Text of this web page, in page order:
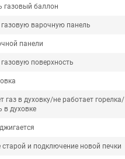
газовый баллон
варочную панель
панели
поверхность
газ в духовку/не работает горелка/
в духовке
и подключение новой печки